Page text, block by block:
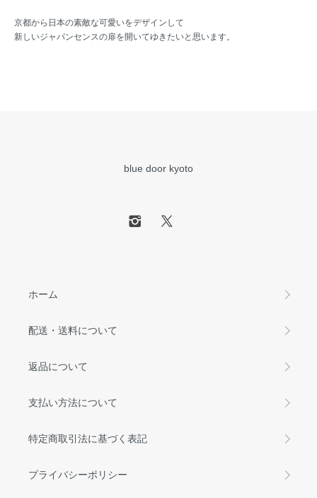
京都から日本の素敵な可愛いをデザインして
新しいジャパンセンスの扉を開いてゆきたいと思います。
blue door kyoto
ホーム
配送・送料について
返品について
支払い方法について
特定商取引法に基づく表記
プライバシーポリシー